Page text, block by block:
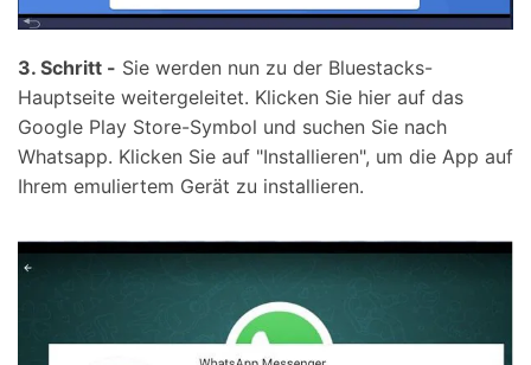
3. Schritt - Sie werden nun zu der Bluestacks-
Hauptseite weitergeleitet. Klicken Sie hier auf das
Google Play Store-Symbol und suchen Sie nach
Whatsapp. Klicken Sie auf "Installieren", um die App auf
Ihrem emuliertem Gerät zu installieren.